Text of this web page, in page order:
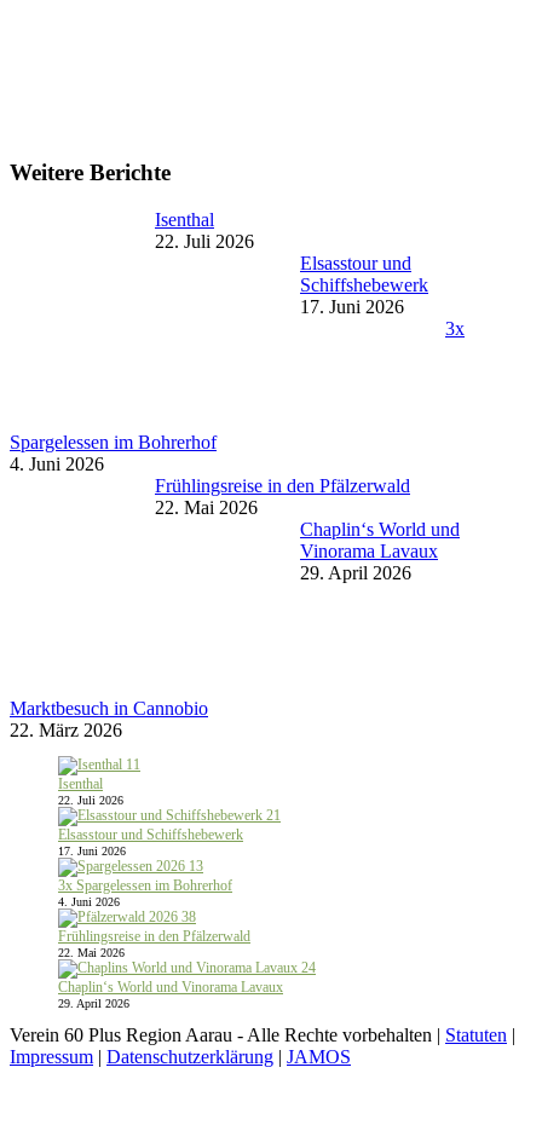
Weitere Berichte
Isenthal
22. Juli 2026
Elsasstour und
Schiffshebewerk
17. Juni 2026
3x
Spargelessen im Bohrerhof
4. Juni 2026
Frühlingsreise in den Pfälzerwald
22. Mai 2026
Chaplin‘s World und
Vinorama Lavaux
29. April 2026
Marktbesuch in Cannobio
22. März 2026
Isenthal
22. Juli 2026
Elsasstour und Schiffshebewerk
17. Juni 2026
3x Spargelessen im Bohrerhof
4. Juni 2026
Frühlingsreise in den Pfälzerwald
22. Mai 2026
Chaplin‘s World und Vinorama Lavaux
29. April 2026
Verein 60 Plus Region Aarau - Alle Rechte vorbehalten | Statuten |
Impressum | Datenschutzerklärung | JAMOS